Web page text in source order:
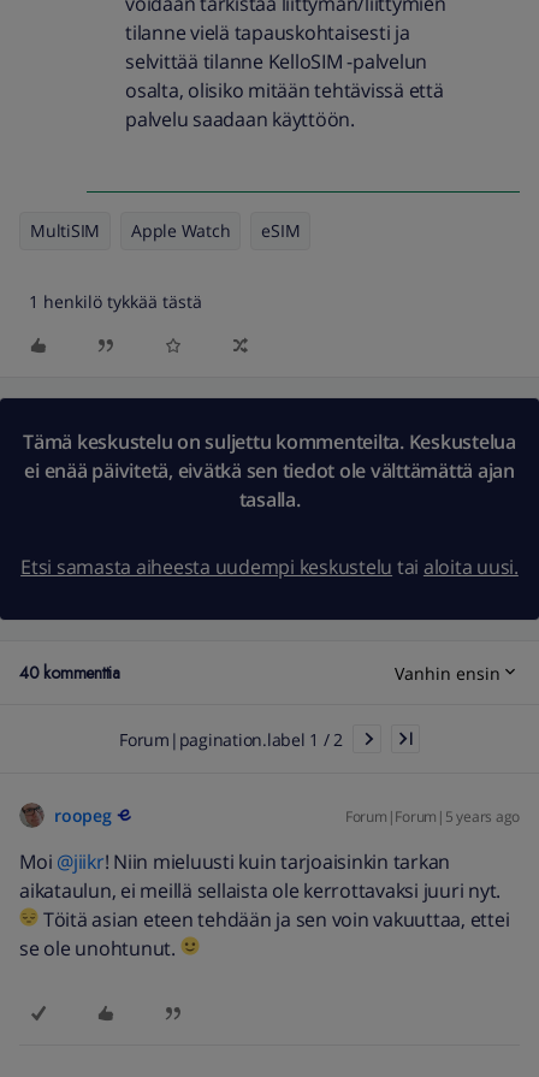
tilanne vielä tapauskohtaisesti ja
selvittää tilanne KelloSIM -palvelun
osalta, olisiko mitään tehtävissä että
palvelu saadaan käyttöön.
MultiSIM Apple Watch eSIM
1 henkilö tykkää tästä
Tämä keskustelu on suljettu kommenteilta. Keskustelua
ei enää päivitetä, eivätkä sen tiedot ole välttämättä ajan
tasalla.
Etsi samasta aiheesta uudempi keskustelu tai aloita uusi.
40 kommenttia Vanhin ensin
Forum|pagination.label 1 / 2
roopeg Forum|Forum|5 years ago
Moi @jiikr! Niin mieluusti kuin tarjoaisinkin tarkan
aikataulun, ei meillä sellaista ole kerrottavaksi juuri nyt.
Töitä asian eteen tehdään ja sen voin vakuuttaa, ettei
se ole unohtunut.